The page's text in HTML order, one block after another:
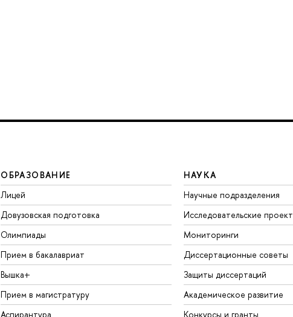
ОБРАЗОВАНИЕ
Лицей
Довузовская подготовка
Олимпиады
Прием в бакалавриат
Вышка+
Прием в магистратуру
Аспирантура
НАУКА
Научные подразделения
Исследовательские
Мониторинги
Диссертационные советы
Защиты диссертаций
Академическое развитие
Конкурсы и гранты